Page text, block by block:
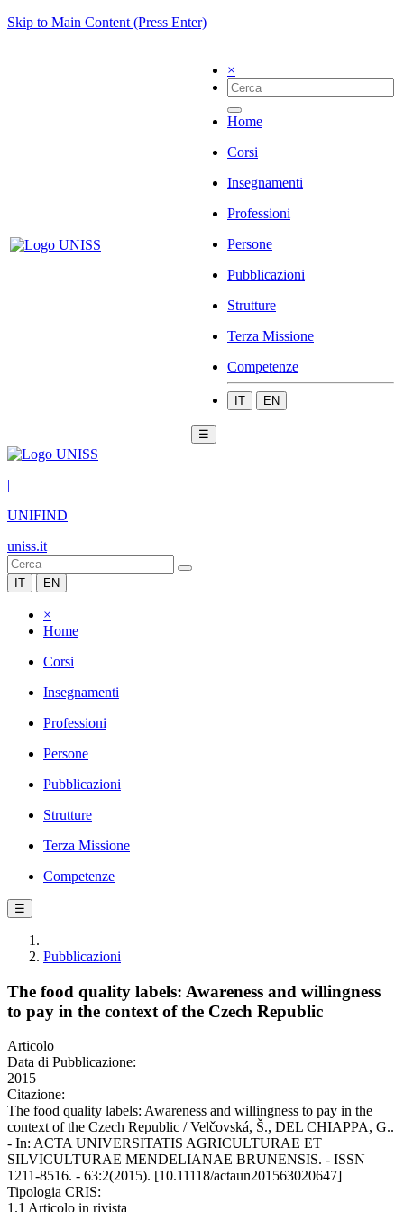
Skip to Main Content (Press Enter)
×
Home
Corsi
Insegnamenti
Professioni
Persone
Pubblicazioni
Strutture
Terza Missione
Competenze
IT EN
☰
|
UNIFIND
uniss.it
IT EN
×
Home
Corsi
Insegnamenti
Professioni
Persone
Pubblicazioni
Strutture
Terza Missione
Competenze
☰
Pubblicazioni
The food quality labels: Awareness and willingness
to pay in the context of the Czech Republic
Articolo
Data di Pubblicazione:
2015
Citazione:
The food quality labels: Awareness and willingness to pay in the
context of the Czech Republic / Velčovská, Š., DEL CHIAPPA, G..
- In: ACTA UNIVERSITATIS AGRICULTURAE ET
SILVICULTURAE MENDELIANAE BRUNENSIS. - ISSN
1211-8516. - 63:2(2015). [10.11118/actaun201563020647]
Tipologia CRIS:
1.1 Articolo in rivista